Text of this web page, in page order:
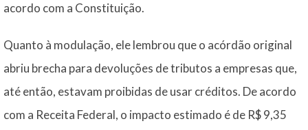
acordo com a Constituição.
Quanto à modulação, ele lembrou que o acórdão original
abriu brecha para devoluções de tributos a empresas que,
até então, estavam proibidas de usar créditos. De acordo
com a Receita Federal, o impacto estimado é de R$ 9,35